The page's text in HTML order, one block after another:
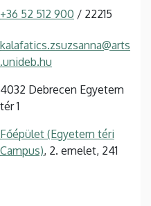
+36 52 512 900 / 22215
kalafatics.zsuzsanna@arts
.unideb.hu
4032 Debrecen Egyetem
tér 1
Főépület (Egyetem téri
Campus), 2. emelet, 241